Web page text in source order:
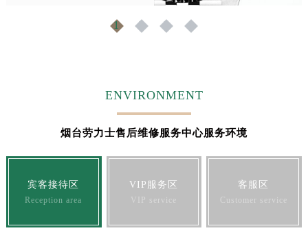
1 2 3 4
ENVIRONMENT
烟台劳力士售后维修服务中心服务环境
宾客接待区
Reception area
VIP服务区
VIP service
客服区
Customer service